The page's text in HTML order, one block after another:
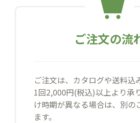
ご注文の流
ご注文は、カタログや送料込
1回2,000円(税込)以上より承
け時期が異なる場合は、別の
ます。